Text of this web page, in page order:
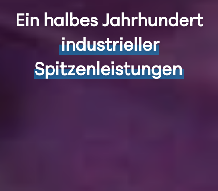
Ein halbes Jahrhundert
industrieller
Spitzenleistungen